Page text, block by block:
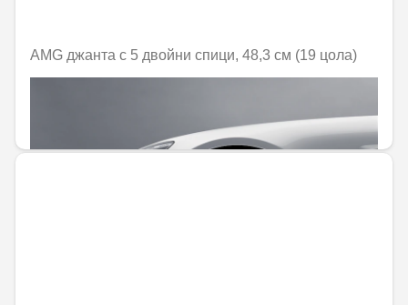
AMG джанта с 5 двойни спици, 48,3 см (19 цола)